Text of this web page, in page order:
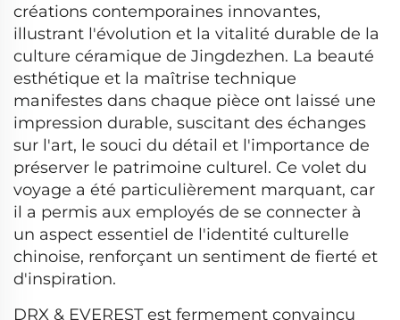
créations contemporaines innovantes,
illustrant l'évolution et la vitalité durable de la
culture céramique de Jingdezhen. La beauté
esthétique et la maîtrise technique
manifestes dans chaque pièce ont laissé une
impression durable, suscitant des échanges
sur l'art, le souci du détail et l'importance de
préserver le patrimoine culturel. Ce volet du
voyage a été particulièrement marquant, car
il a permis aux employés de se connecter à
un aspect essentiel de l'identité culturelle
chinoise, renforçant un sentiment de fierté et
d'inspiration.
DRX & EVEREST est fermement convaincu